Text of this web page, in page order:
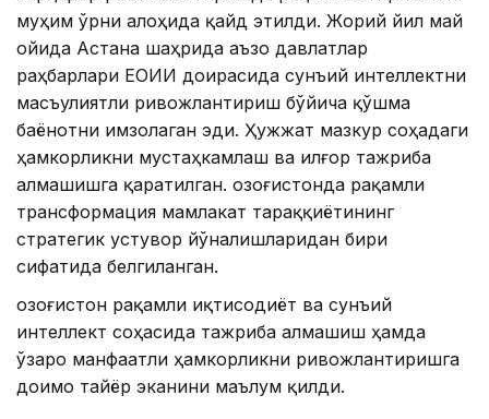
муҳим ўрни алоҳида қайд этилди. Жорий йил май
ойида Астана шаҳрида аъзо давлатлар
раҳбарлари ЕОИИ доирасида сунъий интеллектни
масъулиятли ривожлантириш бўйича қўшма
баёнотни имзолаган эди. Ҳужжат мазкур соҳадаги
ҳамкорликни мустаҳкамлаш ва илғор тажриба
алмашишга қаратилган. Қозоғистонда рақамли
трансформация мамлакат тараққиётининг
стратегик устувор йўналишларидан бири
сифатида белгиланган.
Қозоғистон рақамли иқтисодиёт ва сунъий
интеллект соҳасида тажриба алмашиш ҳамда
ўзаро манфаатли ҳамкорликни ривожлантиришга
доимо тайёр эканини маълум қилди.